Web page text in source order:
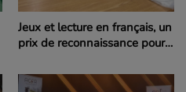
Jeux et lecture en français, un
prix de reconnaissance pour
Zenon Park